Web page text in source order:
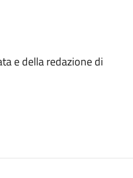
e della redazione di